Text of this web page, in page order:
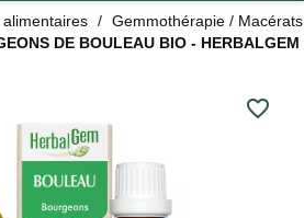
Gemmothérapie / Macérats
DE BOULEAU BIO - HERBALGEM
favorite_border